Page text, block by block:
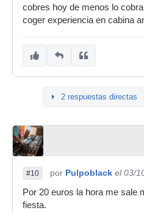
cobres hoy de menos lo
coger experiencia en cabina
2 respuestas directas
#10 por Pulpoblack el 03/
Por 20 euros la hora me sale
fiesta.